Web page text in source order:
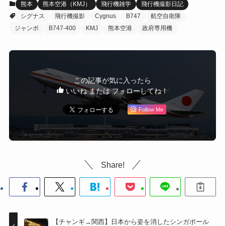
熊本 熊本空港（KMJ） 飛行機雑学
飛行機撮影日記
シグナス
飛行機撮影 Cygnus B747
航空自衛隊
ジャンボ
B747-400 KMJ 熊本空港 政府専用機
この記事が気に入ったら
いいね または フォローしてね！
Follow Me
Share!
【チャンギ→関西】日本から姿を消したシンガポール